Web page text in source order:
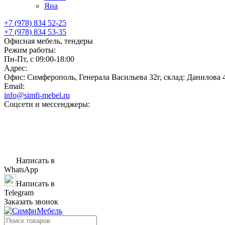
Яна
+7 (978) 834 52-25
+7 (978) 834 53-35
Офисная мебель, тендеры
Режим работы:
Пн-Пт, с 09:00-18:00
Адрес:
Офис: Симферополь, Генерала Васильева 32г, склад: Данилова
Email:
info@simfi-mebel.ru
Соцсети и мессенджеры:
Написать в
WhatsApp
Написать в
Telegram
Заказать звонок